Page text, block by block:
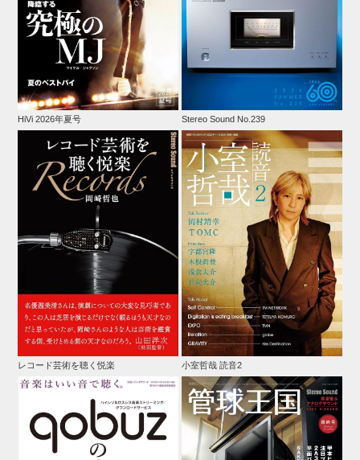
HiVi 2026年夏号 Stereo Sound No.239
レコード芸術を聴く悦楽 小室哲哉 読音2